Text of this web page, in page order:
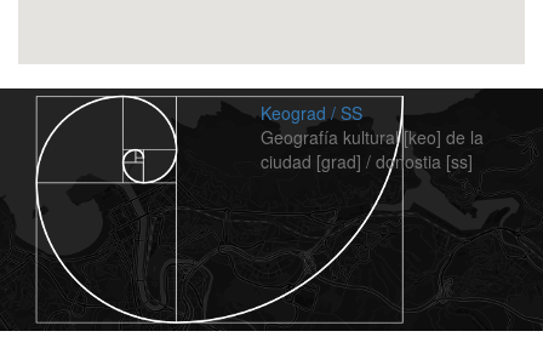
Keograd / SS
Geografía kultural [keo] de la
ciudad [grad] / donostia [ss]